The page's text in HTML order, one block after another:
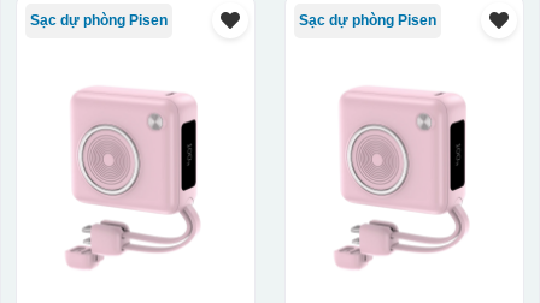
Sạc dự phòng Pisen Sạc dự phòng Pisen